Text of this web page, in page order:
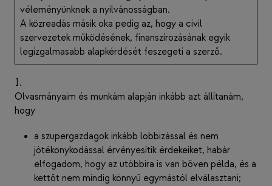
véleményünknek a nyilvánosságban.
A közreadás másik oka pedig az, hogy a civil
szervezetek működésének, finanszírozásának egyik
legizgalmasabb alapkérdését feszegeti a szerző.
I.
Olvasmányaim és munkám alapján inkább azt állítanám,
hogy
a szupergazdagok inkább lobbizással és nem
jótékonykodással érvényesítik érdekeiket, habár
elfogadom, hogy az utóbbira is van bőven példa, és a
kettőt nem mindig könnyű egymástól elválasztani;